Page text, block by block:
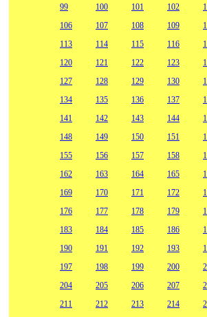
99
100 101 102
106
107 108 109
113
114 115 116
120
121 122 123
127
128 129 130
134
135 136 137
141
142 143 144
148
149 150 151
155
156 157 158
162
163 164 165
169
170 171 172
176
177 178 179
183
184 185 186
190
191 192 193
197
198 199 200
204
205 206 207
211
212 213 214